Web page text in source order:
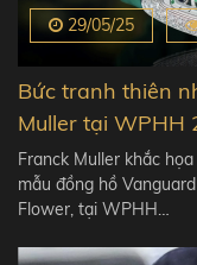
29/05/25
Bức tranh thiên
Muller tại WPHH
Franck Muller khắc
mẫu đồng hồ
Flower, tại WPHH…